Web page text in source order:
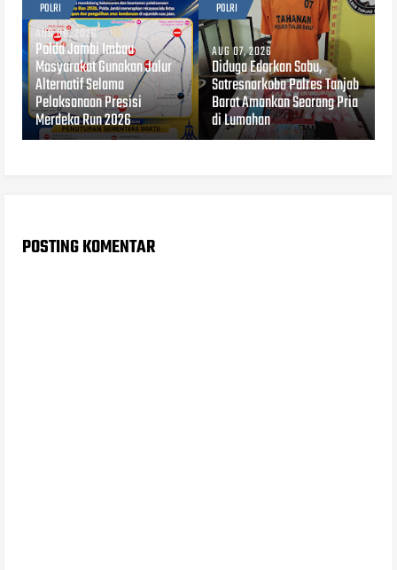
POLRI
AUG 08, 2026
Polda Jambi Imbau
Masyarakat Gunakan Jalur
Alternatif Selama
Pelaksanaan Presisi
Merdeka Run 2026
POLRI
AUG 07, 2026
Diduga Edarkan Sabu,
Satresnarkoba Polres Tanjab
Barat Amankan Seorang Pria
di Lumahan
POSTING KOMENTAR